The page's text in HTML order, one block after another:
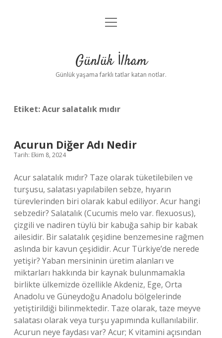
Anasayfa
Yasal Uyarı
menüyü
Günlük İlham
Günlük yaşama farklı tatlar katan notlar.
Etiket:Acur salatalık mıdır
Acurun Diğer Adı Nedir
Tarih: Ekim 8, 2024
Acur salatalık mıdır? Taze olarak tüketilebilen ve
turşusu, salatası yapılabilen sebze, hıyarın
türevlerinden biri olarak kabul ediliyor. Acur hangi
sebzedir? Salatalık (Cucumis melo var. flexuosus),
çizgili ve nadiren tüylü bir kabuğa sahip bir kabak
ailesidir. Bir salatalık çeşidine benzemesine rağmen
aslında bir kavun çeşididir. Acur Türkiye’de nerede
yetişir? Yaban mersininin üretim alanları ve
miktarları hakkında bir kaynak bulunmamakla
birlikte ülkemizde özellikle Akdeniz, Ege, Orta
Anadolu ve Güneydoğu Anadolu bölgelerinde
yetiştirildiği bilinmektedir. Taze olarak, taze meyve
salatası olarak veya turşu yapımında kullanılabilir.
Acurun neye faydası var? Acur; K vitamini açısından